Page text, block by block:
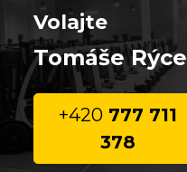
Volajte
Tomáše Rýce
+420 777 711
378